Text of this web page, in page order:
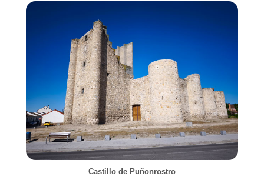
Torrejón de Velasco cuenta con un enclave paleontológico
excepcional: el Cerro de los Batallones. Allí se descubrió, a
comienzos de los años noventa del siglo XX, un importante
yacimiento del Mioceno Superior, con fósiles de unos diez
millones de años de antigüedad. La abundancia y buena
conservación de los restos, entre ellos mastodontes, tigres de
dientes de sable, hienas, mustélidos, cérvidos, tortugas,
rinocerontes primitivos, jirafas de cuatro cuernos, équidos y
peces fosilizados, lo convierten en uno de los yacimientos
paleontológicos más destacados de Europa.
Aunque tradicionalmente se ha querido situar el origen de
Torrejón de Velasco en época musulmana, e incluso algunos
Castillo de Puñonrostro